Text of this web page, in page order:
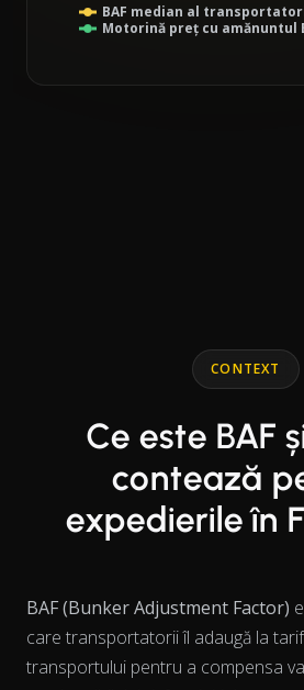
Line chart with 2 lines.
BAF median al
Motorină preț cu amănuntul
CONTEXT
Ce este BAF
contează
expedierile în
BAF (Bunker Adjustment Factor)
care transportatorii îl adaugă la
transportului pentru a compensa